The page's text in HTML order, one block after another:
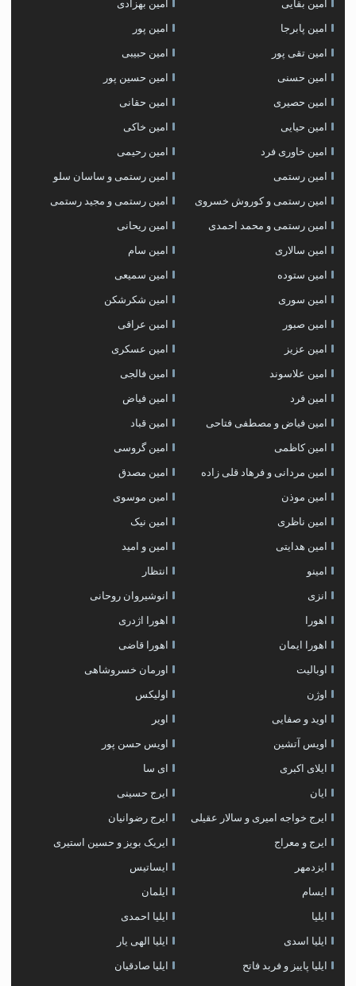
امین بقایی امین بهزادی
امین پابرجا امین پور
امین تقی پور امین حبیبی
امین حسنی امین حسین پور
امین حصیری امین حقانی
امین حیایی امین خاکی
امین خاوری فرد امین رحیمی
امین رستمی امین رستمی و ساسان سلو
امین رستمی و کوروش خسروی امین رستمی و مجید رستمی
امین رستمی و محمد احمدی امین ریحانی
امین سالاری امین سام
امین ستوده امین سمیعی
امین سوری امین شکرشکن
امین صبور امین عراقی
امین عزیز امین عسکری
امین علاسوند امین فالجی
امین فرد امین فیاض
امین فیاض و مصطفی فتاحی امین قباد
امین کاظمی امین گروسی
امین مردانی و فرهاد قلی زاده امین مصدق
امین موذن امین موسوی
امین ناظری امین نیک
امین هدایتی امین و امید
امینو انتظار
انزی انوشیروان روحانی
اهورا اهورا اژدری
اهورا ایمان اهورا قاضی
اوبالیت اورمان خسروشاهی
اوژن اولیکس
اوید و صفایی اویر
اویس آتشین اویس حسن پور
ايلاى اكبرى ای سا
ایان ایرج حسینی
ایرج خواجه امیری و سالار عقیلی ایرج رضوانیان
ایرج و معراج ایریک بویز و حسین استیری
ایزدمهر ایساتیس
ایسام ایلمان
ایلیا ایلیا احمدی
ایلیا اسدی ایلیا الهی یار
ایلیا پاییز و فربد فاتح ایلیا صادقیان